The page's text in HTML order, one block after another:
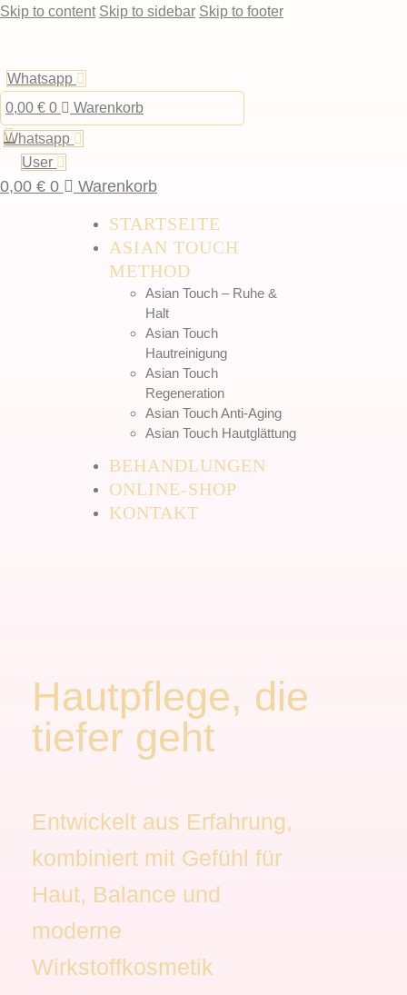
Skip to content Skip to sidebar Skip to footer
Whatsapp
User
0,00 € 0 Warenkorb
STARTSEITE
ASIAN TOUCH
METHOD
Asian Touch – Ruhe &
Halt
Asian Touch
Hautreinigung
Asian Touch
Regeneration
Asian Touch Anti-Aging
Asian Touch Hautglättung
BEHANDLUNGEN
ONLINE-SHOP
KONTAKT
Whatsapp
0,00 € 0 Warenkorb
Hautpflege, die
tiefer geht
Entwickelt aus Erfahrung,
kombiniert mit Gefühl für
Haut, Balance und
moderne
Wirkstoffkosmetik